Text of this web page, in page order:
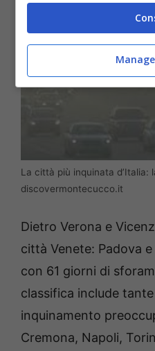
La città più inquinata d’Italia:
discovermontecucco.it
Dietro Verona e
città Venete: Padova
con 61 giorni di
classifica include
inquinamento
Cremona, Napoli,